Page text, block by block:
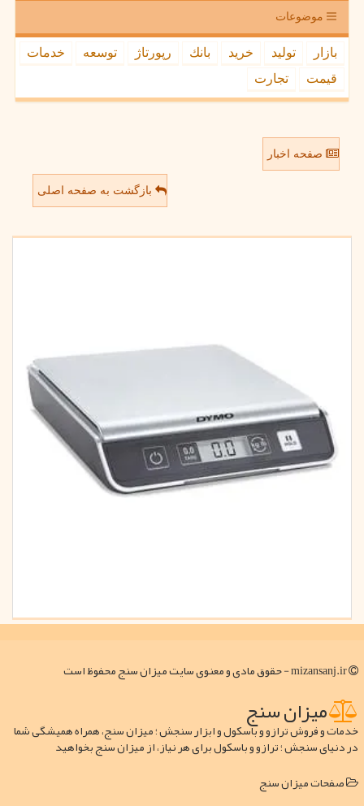
موضوعات
بازار تولید خرید بانك رپورتاژ توسعه
خدمات
قیمت
تجارت
صفحه اخبار
بازگشت به صفحه اصلی
میزان سنج
خدمات و فروش ترازو و باسکول و ابزار سنجش ؛ میزان سنج، همراه همیشگی شما
در دنیای سنجش ؛ ترازو و باسکول برای هر نیاز، از میزان سنج بخواهید
صفحات میزان سنج